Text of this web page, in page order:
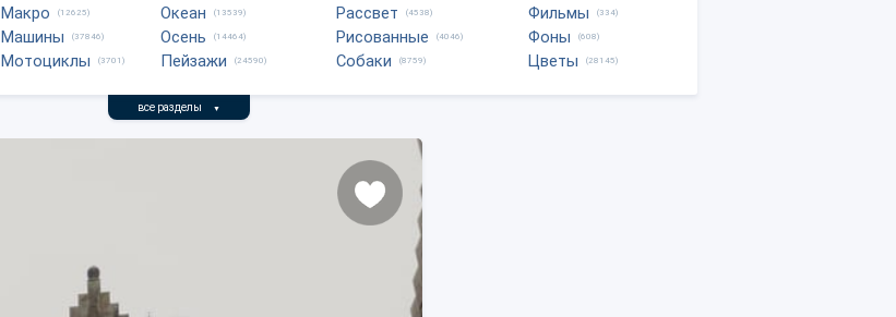
Макро (12625)
Машины (37846)
Мотоциклы (3701)
Океан (13539)
Осень (14464)
Пейзажи (24590)
Рассвет (4538)
Рисованные (4046)
Собаки (8759)
Фильмы (334)
Фоны (608)
Цветы (28145)
все разделы ▼